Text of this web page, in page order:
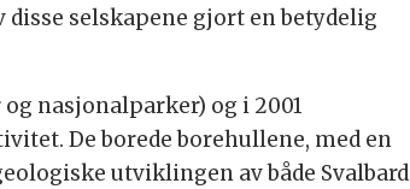
disse selskapene gjort en betydelig
nasjonalparker) og i 2001
De borede borehullene, med en
utviklingen av både Svalbard